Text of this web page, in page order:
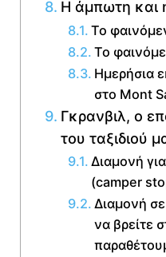
Η άμπωτη και
Το
Το
Ημερήσια
στο Mont
Γκρανβιλ, ο
του ταξιδιού
Διαμονή
(camper
Διαμονή
να βρείτε